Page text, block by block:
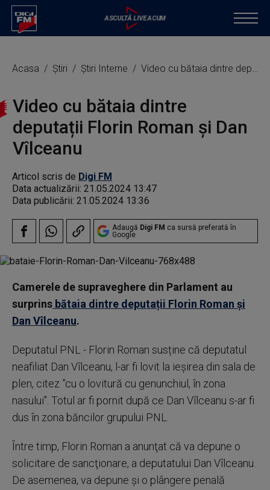
Acasa Știri Știri Interne Video cu bătaia dintre deputații Florin Roman și Dan Vîlceanu
Video cu bătaia dintre
deputații Florin Roman și Dan
Vîlceanu
Articol scris de Digi FM
Data actualizării: 21.05.2024 13:47
Data publicării: 21.05.2024 13:36
Adaugă Digi FM ca sursă preferată în
Google
Camerele de supraveghere din Parlament au
surprins bătaia dintre deputații Florin Roman și
Dan Vîlceanu.
Deputatul PNL - Florin Roman susține că deputatul
neafiliat Dan Vîlceanu, l-ar fi lovit la ieşirea din sala de
plen, citez ”cu o lovitură cu genunchiul, în zona
nasului". Totul ar fi pornit după ce Dan Vîlceanu s-ar fi
dus în zona băncilor grupului PNL.
Între timp, Florin Roman a anunţat că va depune o
solicitare de sancţionare, a deputatului Dan Vîlceanu.
De asemenea, va depune și o plângere penală